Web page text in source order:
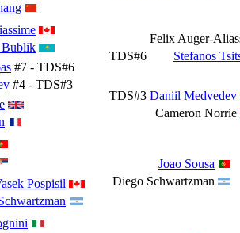
Bublik
Felix Auger-
TDS#6
Stefanos
#7 - TDS#6
#4 - TDS#3
TDS#3 Daniil Medvedev
Cameron Norrie
Joao Sousa
Diego Schwartzman
Pospisil